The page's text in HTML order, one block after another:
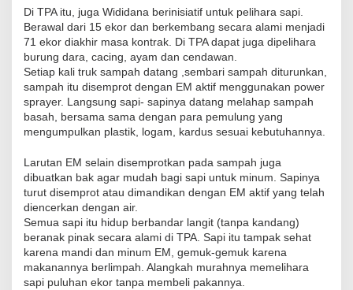
Di TPA itu, juga Wididana berinisiatif untuk pelihara sapi.
Berawal dari 15 ekor dan berkembang secara alami menjadi
71 ekor diakhir masa kontrak. Di TPA dapat juga dipelihara
burung dara, cacing, ayam dan cendawan.
Setiap kali truk sampah datang ,sembari sampah diturunkan,
sampah itu disemprot dengan EM aktif menggunakan power
sprayer. Langsung sapi- sapinya datang melahap sampah
basah, bersama sama dengan para pemulung yang
mengumpulkan plastik, logam, kardus sesuai kebutuhannya.
Larutan EM selain disemprotkan pada sampah juga
dibuatkan bak agar mudah bagi sapi untuk minum. Sapinya
turut disemprot atau dimandikan dengan EM aktif yang telah
diencerkan dengan air.
Semua sapi itu hidup berbandar langit (tanpa kandang)
beranak pinak secara alami di TPA. Sapi itu tampak sehat
karena mandi dan minum EM, gemuk-gemuk karena
makanannya berlimpah. Alangkah murahnya memelihara
sapi puluhan ekor tanpa membeli pakannya.